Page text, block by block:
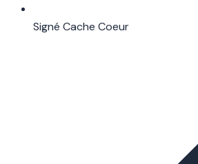
Signé Cache Coeur